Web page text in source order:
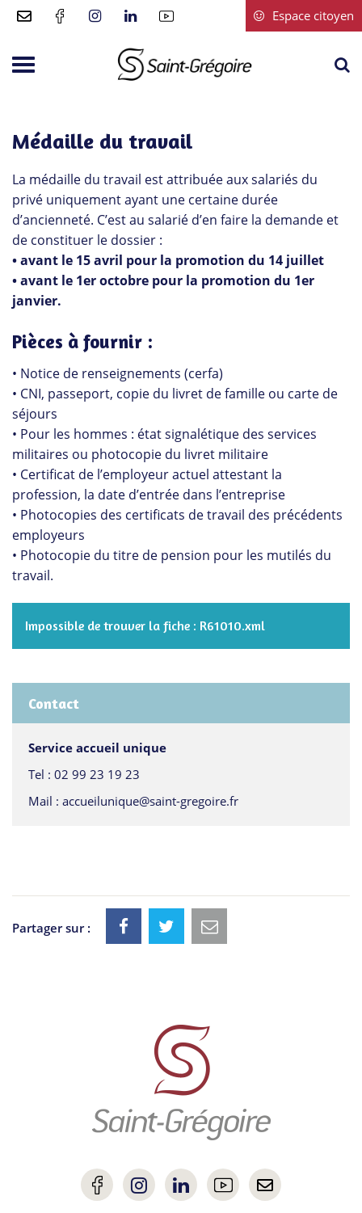
Gestion des traceurs
Espace citoyen
Aller
Médaille du travail
La médaille du travail est attribuée aux salariés du
privé uniquement ayant une certaine durée
d’ancienneté. C’est au salarié d’en faire la demande et
de constituer le dossier :
• avant le 15 avril pour la promotion du 14 juillet
• avant le 1er octobre pour la promotion du 1er
janvier.
Pièces à fournir :
• Notice de renseignements (cerfa)
• CNI, passeport, copie du livret de famille ou carte de
séjours
• Pour les hommes : état signalétique des services
militaires ou photocopie du livret militaire
• Certificat de l’employeur actuel attestant la
profession, la date d’entrée dans l’entreprise
• Photocopies des certificats de travail des précédents
employeurs
• Photocopie du titre de pension pour les mutilés du
travail.
Impossible de trouver la fiche : R61010.xml
Contact
Service accueil unique
Tel : 02 99 23 19 23
Mail : accueilunique@saint-gregoire.fr
Partager sur :
Informations
Lien Lien Lien Lien Nous